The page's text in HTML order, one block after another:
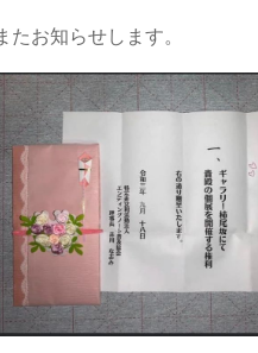
たお知らせします。